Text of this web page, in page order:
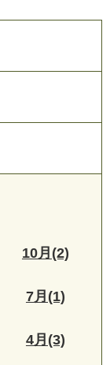
10月(2)
7月(1)
4月(3)